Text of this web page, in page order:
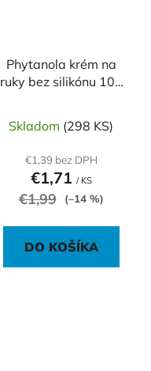
Phytanola krém na
ruky bez silikónu 100
Skladom (298 KS)
€1,39 bez DPH
€1,71 / KS
€1,99 (–14 %)
DO KOŠÍKA